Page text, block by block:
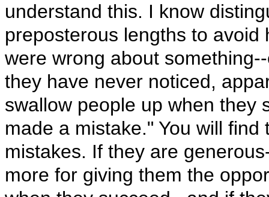
understand this. I know
preposterous lengths to
were wrong about
they have never noticed,
swallow people up when they
made a mistake." You will
mistakes. If they are
more for giving them the